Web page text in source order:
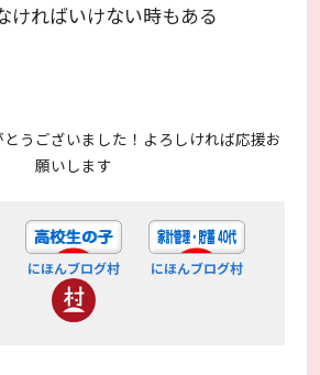
ければいけない時もある
うございました！よろしければ応援お
願いします
にほんブログ村 にほんブログ村